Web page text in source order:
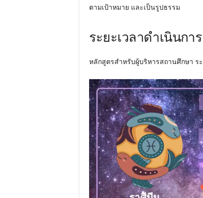
ตามเป้าหมาย และเป็นรูปธรรม
ระยะเวลาดำเนินการ
หลักสูตรสำหรับผู้บริหารสถานศึกษา ร